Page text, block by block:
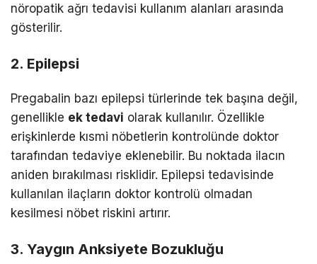
nöropatik ağrı tedavisi kullanım alanları arasında
gösterilir.
2. Epilepsi
Pregabalin bazı epilepsi türlerinde tek başına değil,
genellikle ek tedavi olarak kullanılır. Özellikle
erişkinlerde kısmi nöbetlerin kontrolünde doktor
tarafından tedaviye eklenebilir. Bu noktada ilacın
aniden bırakılması risklidir. Epilepsi tedavisinde
kullanılan ilaçların doktor kontrolü olmadan
kesilmesi nöbet riskini artırır.
3. Yaygın Anksiyete Bozukluğu